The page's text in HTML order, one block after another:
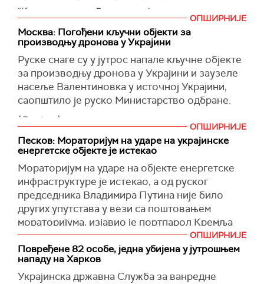
"Конкретно, враћени су војници са правца
Курахов, Покровск, Бахмут, Вугледар, Луганск,
Запорожје, Суми и Харков. Међу враћенима су
и тела бранилаца која су се налазила у
мртвачницама на територији Русије", наводи се
у сапштењу наТелеграмканалу.
(Танјуг)
ОПШИРНИЈЕ
Москва: Погођени кључни објекти за
производњу дронова у Украјини
Руске снаге су у јутрос напале кључне објекте
за производњу дронова у Украјини и заузеле
насеље Валентиновка у источној Украјини,
саопштило је руско Министарство одбране.
(Reuters )
ОПШИРНИЈЕ
Песков: Мораторијум на ударе на украјинске
енергетске објекте је истекао
Мораторијум на ударе на објекте енергетске
инфраструктуре је истекао, а од руског
председника Владимира Путина није било
других упутстава у вези са поштовањем
мораторијума, изјавио је портпарол Кремља
Дмитриј Песков.
"У овом тренутку нема других инструкција од
врховног команданта, руског председника
ОПШИРНИЈЕ
Повређене 82 особе, једна убијена у јутрошњем
нападу на Харков
Украјинска државна Служба за ванредне